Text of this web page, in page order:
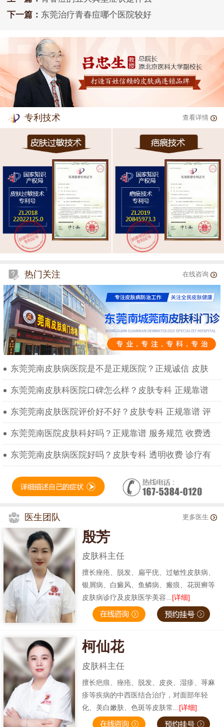
下一篇： 东莞治疗青春痘哪个医院较好
专利技术 查看详情
热门关注 在线咨询
东莞莞南皮肤病医院是不是正规医院？正规诚信 皮肤
东莞莞南皮肤科医院口碑怎么样？皮肤专科 正规靠谱
东莞莞南皮肤医院评价好不好？皮肤专科 正规靠谱 评
东莞莞南医院皮肤科好吗？正规靠谱 服务规范 收费透
东莞莞南皮肤病医院好吗？皮肤专科 透明收费 诊疗有
医生团队 更多医生
殷芳
皮肤科主任
擅长痤疮、脱发、扁平疣、过敏性皮肤病、
银屑病、白癜风、鱼鳞病、瘢痕、花斑癣等
皮肤病诊疗及皮肤医学美容... [详细]
柯仙花
皮肤科主任
擅长疤痕、痤疮、脱发、皮炎、湿疹、荨麻
疹等疾病的中西医结合治疗，对面部年轻
化、美白嫩肤、色斑等皮肤常... [详细]